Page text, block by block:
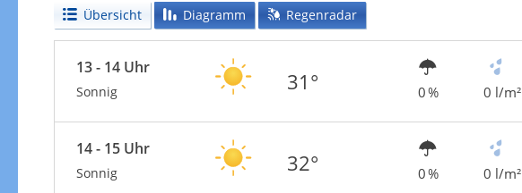
Übersicht Diagramm Regenradar
13 - 14 Uhr
Sonnig 31° 0 % 0 l/m²
14 - 15 Uhr
Sonnig 32° 0 % 0 l/m²